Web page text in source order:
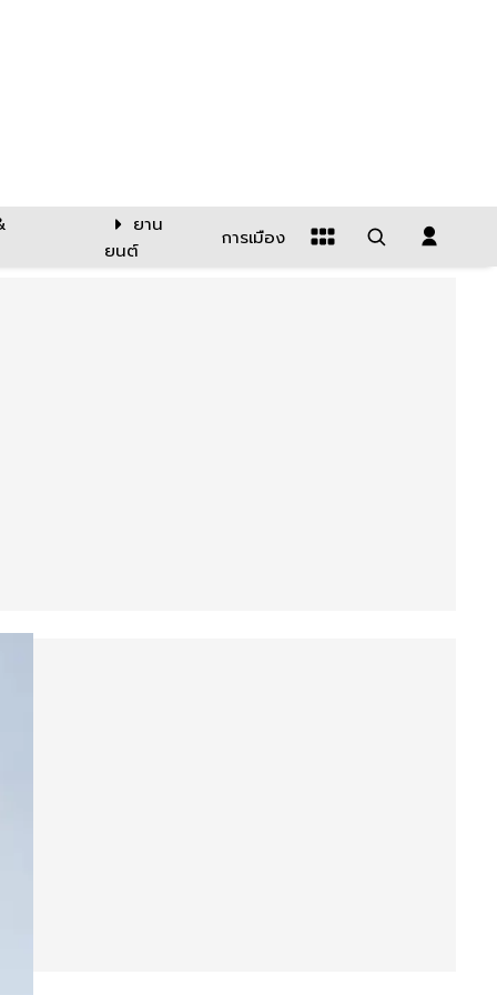
ยาน
ยนต์
การเมือง